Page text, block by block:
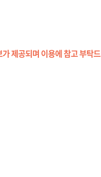
제공되며 이용에 참고 부탁드